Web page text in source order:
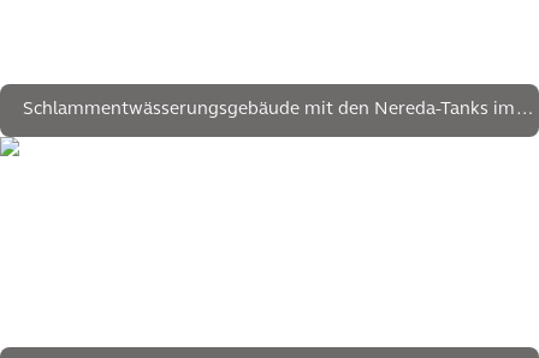
Schlammentwässerungsgebäude mit den Nereda-Tanks im
Hintergrund